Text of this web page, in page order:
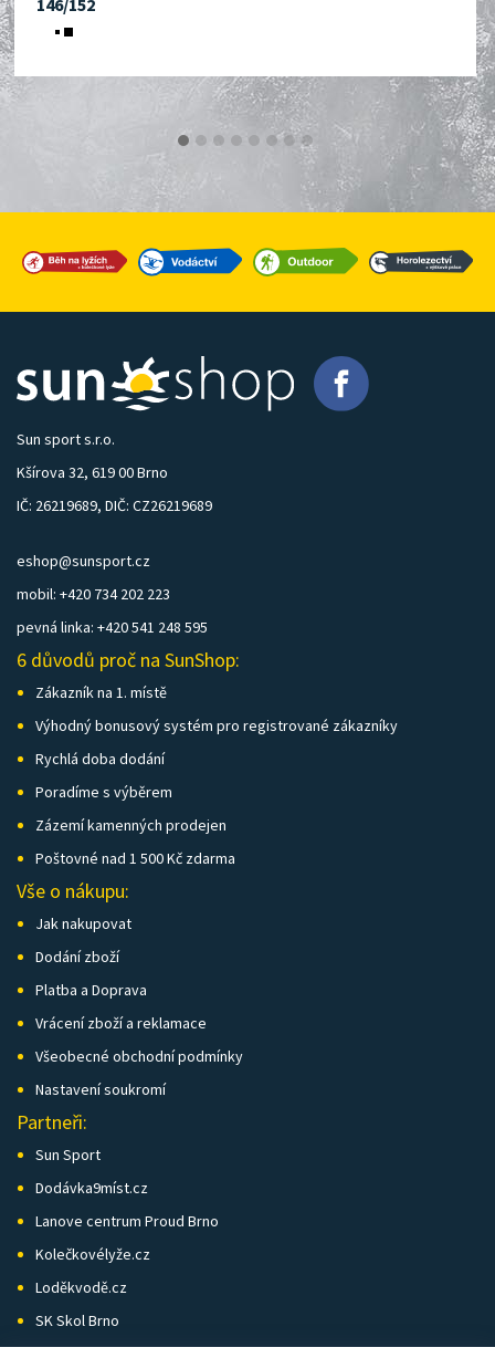
146/152
Sun sport s.r.o.
Kšírova 32, 619 00 Brno
IČ: 26219689, DIČ: CZ26219689
eshop@sunsport.cz
mobil: +420 734 202 223
pevná linka: +420 541 248 595
6 důvodů proč na SunShop:
Zákazník na 1. místě
Výhodný bonusový systém pro registrované zákazníky
Rychlá doba dodání
Poradíme s výběrem
Zázemí kamenných prodejen
Poštovné nad 1 500 Kč zdarma
Vše o nákupu:
Jak nakupovat
Dodání zboží
Platba a Doprava
Vrácení zboží a reklamace
Všeobecné obchodní podmínky
Nastavení soukromí
Partneři:
Sun Sport
Dodávka9míst.cz
Lanove centrum Proud Brno
Kolečkovélyže.cz
Loděkvodě.cz
SK Skol Brno
Biatlon Brno